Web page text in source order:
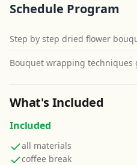
Schedule Program
Step by step dried flower
Bouquet wrapping techniques
What's Included
Included
all materials
coffee break